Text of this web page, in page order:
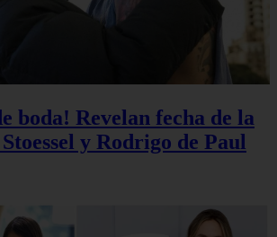
boda! Revelan fecha de la
y Rodrigo de Paul